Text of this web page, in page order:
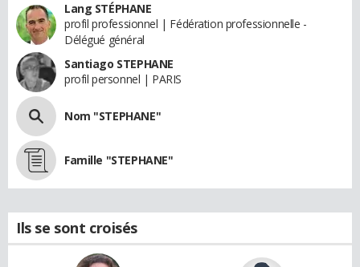
Lang STÉPHANE
profil professionnel | Fédération professionnelle -
Délégué général
Santiago STEPHANE
profil personnel | PARIS
Nom "STEPHANE"
Famille "STEPHANE"
Ils se sont croisés